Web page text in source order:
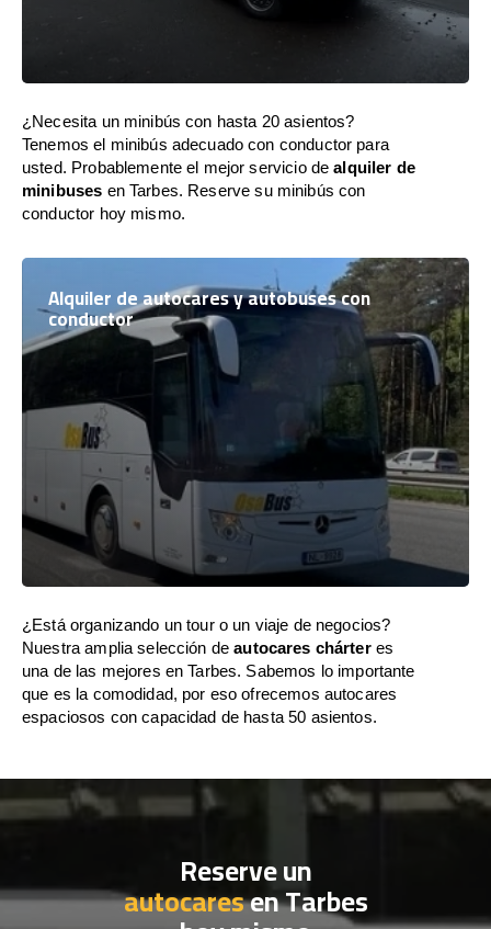
¿Necesita un minibús con hasta 20 asientos?
Tenemos el minibús adecuado con conductor para
usted. Probablemente el mejor servicio dealquiler de
minibuses en Tarbes. Reserve su minibús con
conductor hoy mismo.
Alquiler de autocares y autobuses con
conductor
¿Está organizando un tour o un viaje de negocios?
Nuestra amplia selección deautocares chárteres
una de las mejores en Tarbes. Sabemos lo importante
que es la comodidad, por eso ofrecemos autocares
espaciosos con capacidad de hasta 50 asientos.
Reserve un
autocaresen Tarbes